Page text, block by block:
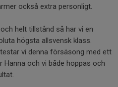
också extra personligt.
helt tillstånd så har vi en
högsta allsvensk klass.
vi denna försäsong med ett
Hanna och vi både hoppas och